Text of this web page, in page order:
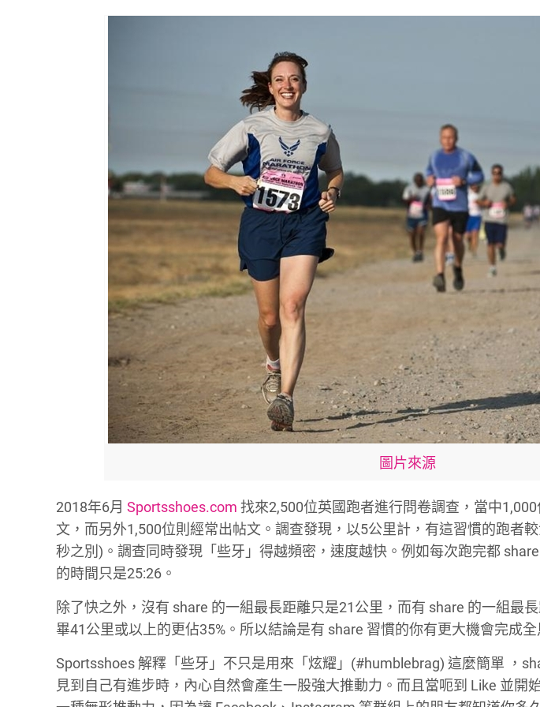
圖片來源
2018年6月Sportsshoes.com 找來2,500位英國跑者進行問卷調查，當中
文，而另外1,500位則經常出帖文。調查發現，以5公里計，有這習慣的跑者
秒之別)。調查同時發現「些牙」得越頻密，速度越快。例如每次跑完都
的時間只是25:26。
除了快之外，沒有 share 的一組最長距離只是21公里，而有 share 的一組最
畢41公里或以上的更佔35%。所以結論是有 share 習慣的你有更大機會完成全
Sportsshoes 解釋「些牙」不只是用來「炫耀」(#humblebrag) 這麼簡單 ，
見到自己有進步時，內心自然會產生一股強大推動力。而且當呃到 Like 並開